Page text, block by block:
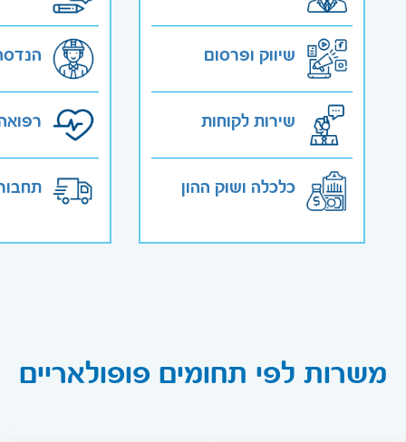
שיווק ופרסום
שירות לקוחות
כלכלה ושוק ההון
משרות לפי תחומים פופולאריים